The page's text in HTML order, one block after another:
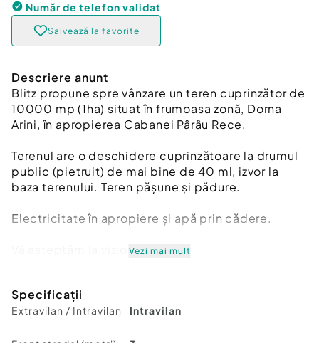
Număr de telefon validat
Salvează la favorite
Descriere anunt
Blitz propune spre vânzare un teren cuprinzător de
10000 mp (1ha) situat în frumoasa zonă, Dorna
Arini, în apropierea Cabanei Pârâu Rece.
Terenul are o deschidere cuprinzătoare la drumul
public (pietruit) de mai bine de 40 ml, izvor la
baza terenului. Teren pășune și pădure.
Electricitate în apropiere și apă prin cădere.
Vă așteptăm la vizionare!Vezi mai mult
Specificații
Extravilan / Intravilan Intravilan